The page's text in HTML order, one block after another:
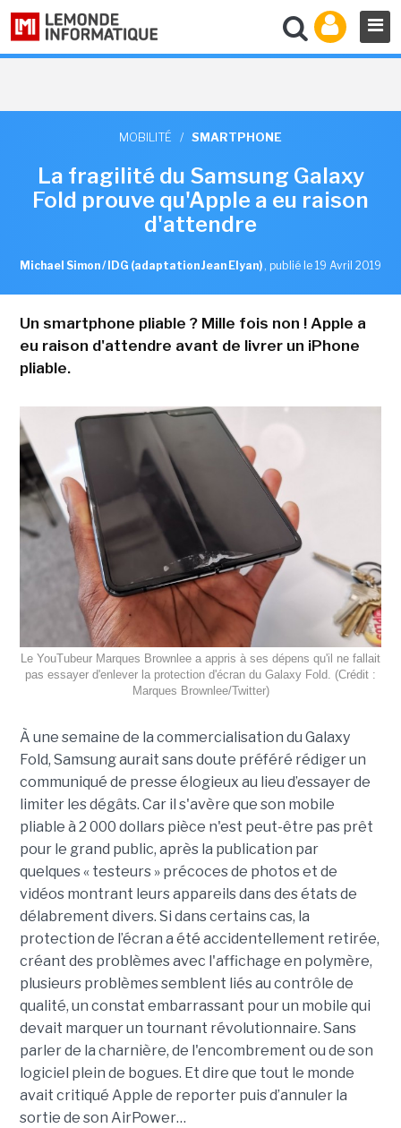
MOBILITÉ / SMARTPHONE
La fragilité du Samsung Galaxy
Fold prouve qu'Apple a eu raison
d'attendre
Michael Simon / IDG (adaptation Jean Elyan) , publié le 19 Avril 2019
Un smartphone pliable ? Mille fois non ! Apple a
eu raison d'attendre avant de livrer un iPhone
pliable.
Le YouTubeur Marques Brownlee a appris à ses dépens qu'il ne fallait
pas essayer d'enlever la protection d'écran du Galaxy Fold. (Crédit :
Marques Brownlee/Twitter)
À une semaine de la commercialisation du Galaxy
Fold, Samsung aurait sans doute préféré rédiger un
communiqué de presse élogieux au lieu d’essayer de
limiter les dégâts. Car il s'avère que son mobile
pliable à 2 000 dollars pièce n'est peut-être pas prêt
pour le grand public, après la publication par
quelques « testeurs » précoces de photos et de
vidéos montrant leurs appareils dans des états de
délabrement divers. Si dans certains cas, la
protection de l’écran a été accidentellement retirée,
créant des problèmes avec l'affichage en polymère,
plusieurs problèmes semblent liés au contrôle de
qualité, un constat embarrassant pour un mobile qui
devait marquer un tournant révolutionnaire. Sans
parler de la charnière, de l'encombrement ou de son
logiciel plein de bogues. Et dire que tout le monde
avait critiqué Apple de reporter puis d’annuler la
sortie de son AirPower…